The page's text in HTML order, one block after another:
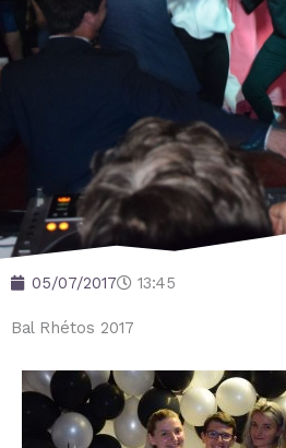
05/07/2017 13:45
Bal Rhétos 2017